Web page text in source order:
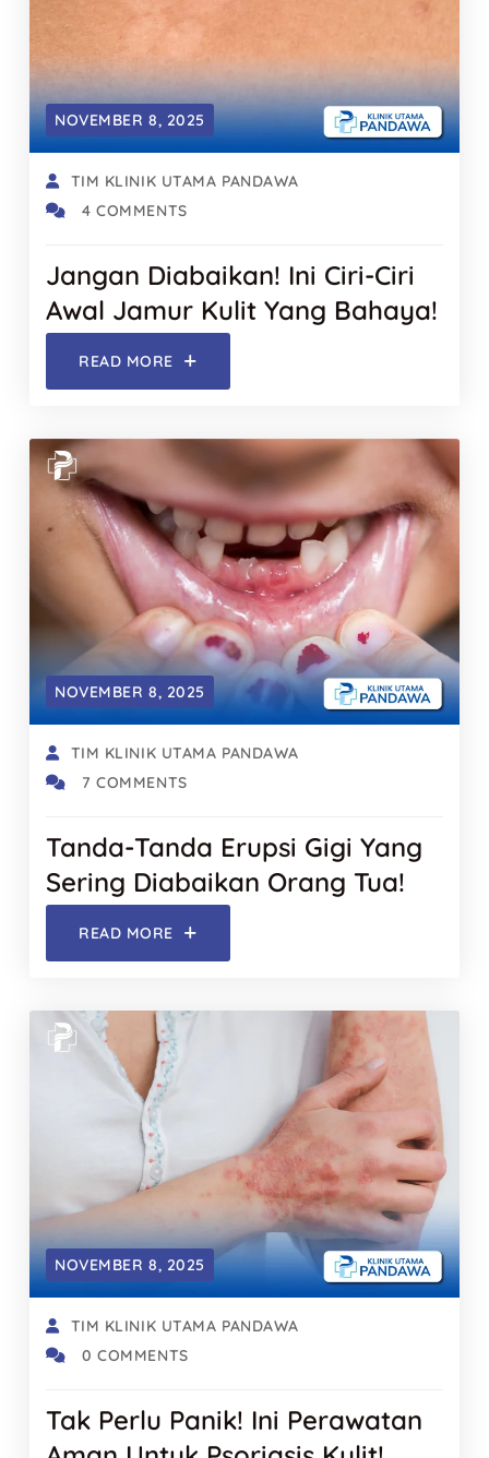
NOVEMBER 8, 2025
TIM KLINIK UTAMA PANDAWA
4 COMMENTS
Jangan Diabaikan! Ini Ciri-Ciri
Awal Jamur Kulit Yang Bahaya!
READ MORE
NOVEMBER 8, 2025
TIM KLINIK UTAMA PANDAWA
7 COMMENTS
Tanda-Tanda Erupsi Gigi Yang
Sering Diabaikan Orang Tua!
READ MORE
NOVEMBER 8, 2025
TIM KLINIK UTAMA PANDAWA
0 COMMENTS
Tak Perlu Panik! Ini Perawatan